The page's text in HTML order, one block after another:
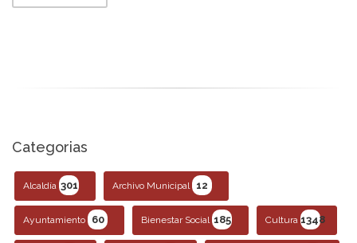
Categorias
Alcaldía 301 Archivo Municipal 12
Ayuntamiento 60 Bienestar Social 185 Cultura 1348